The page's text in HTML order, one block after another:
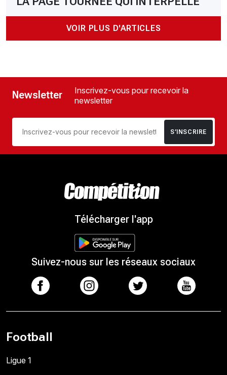
VOIR PLUS D'ARTICLES
Newsletter
Inscrivez-vous pour recevoir la
newsletter
S’INSCRIRE
Télécharger l'app
Suivez-nous sur les réseaux sociaux
Football
Ligue 1